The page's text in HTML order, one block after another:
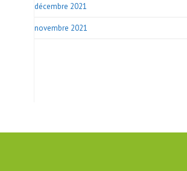
décembre 2021
novembre 2021